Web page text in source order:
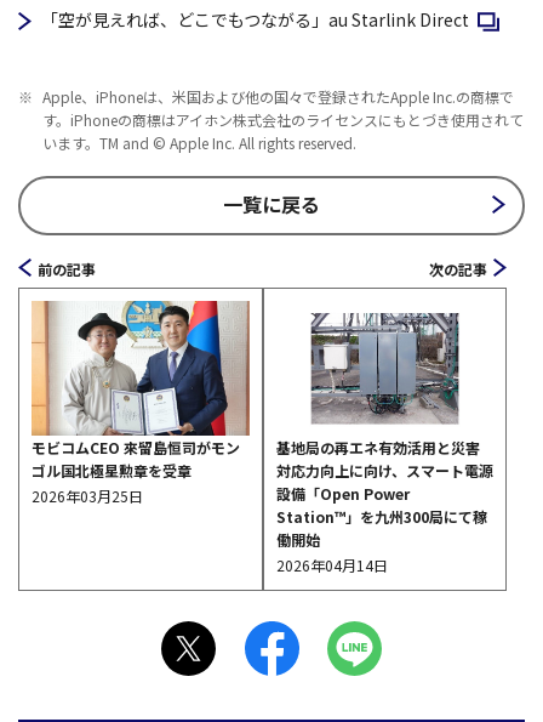
「空が見えれば、どこでもつながる」au Starlink Direct 新規ウ
※ Apple、iPhoneは、米国および他の国々で登録されたApple Inc.の商標で
す。iPhoneの商標はアイホン株式会社のライセンスにもとづき使用されて
います。TM and © Apple Inc. All rights reserved.
一覧に戻る
前の記事
モビコムCEO 來留島恒司がモン
ゴル国北極星勲章を受章
2026年03月25日
次の記事
基地局の再エネ有効活用と災害
対応力向上に向け、スマート電源
設備「Open Power
Station™」を九州300局にて稼
働開始
2026年04月14日